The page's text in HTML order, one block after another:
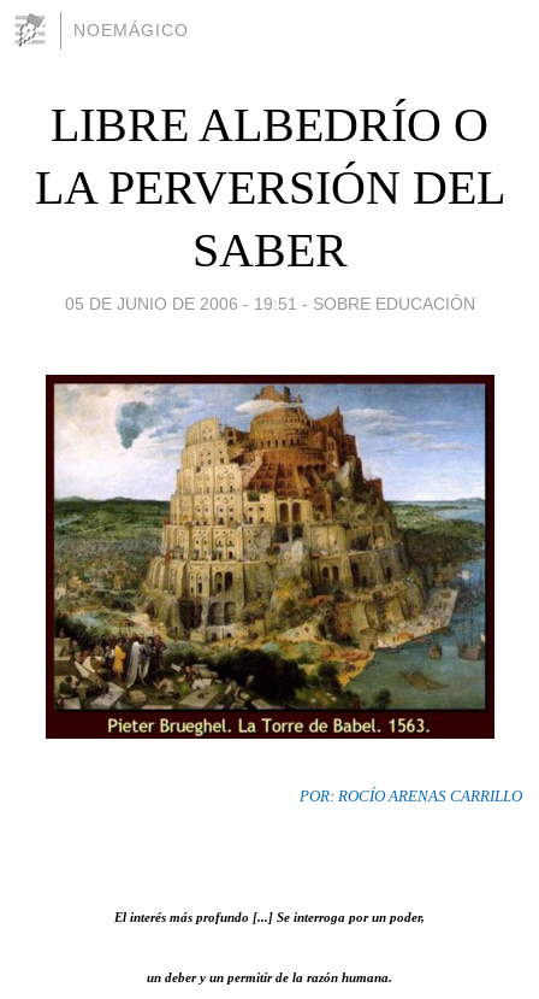
NOEMÁGICO
LIBRE ALBEDRÍO O
LA PERVERSIÓN DEL
SABER
05 DE JUNIO DE 2006 - 19:51 - SOBRE EDUCACIÓN
POR: ROCÍO ARENAS CARRILLO
El interés más profundo [...] Se interroga por un poder,
un deber y un permitir de la razón humana.